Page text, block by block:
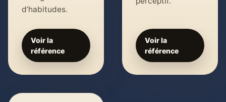
d’habitudes.
Voir la
référence
Voir la
référence